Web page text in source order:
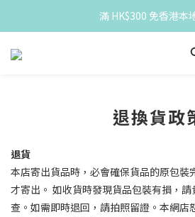
滿 HK$300 免香港本
滿 HK$300 免香港本
Spend HK$300 for free HK
退換貨政
退貨
本店寄出貨品時，必會確保貨品的原包裝
才寄出。 如收貨時發現貨品包裝有損，
查。如需即時退回，請拍照留證。本網店